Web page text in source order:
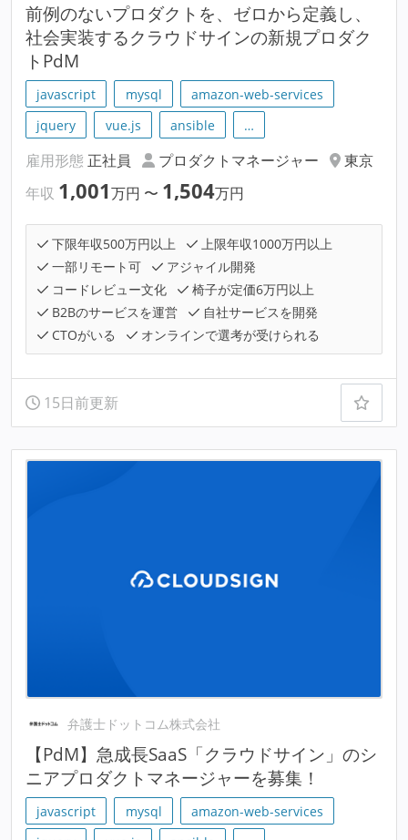
前例のないプロダクトを、ゼロから定義し、
社会実装するクラウドサインの新規プロダク
トPdM
javascript mysql
amazon-web-services
jquery
vue.js ansible …
雇用形態 正社員 プロダクトマネージャー
東京
年収 1,001万円 〜 1,504万円
下限年収500万円以上
上限年収1000万円以上
一部リモート可
アジャイル開発
コードレビュー文化
椅子が定価6万円以上
B2Bのサービスを運営
自社サービスを開発
CTOがいる
オンラインで選考が受けられる
15日前更新
弁護士ドットコム株式会社
【PdM】急成長SaaS「クラウドサイン」のシ
ニアプロダクトマネージャーを募集！
javascript mysql
amazon-web-services